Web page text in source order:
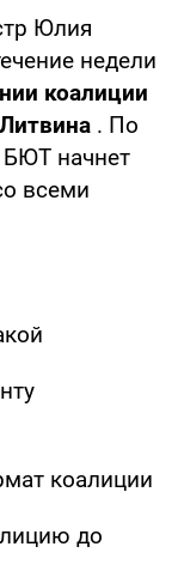
Юлия
недели
коалиции
. По
БЮТ начнет
всеми
коалиции
до